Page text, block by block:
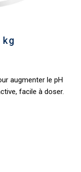
augmenter le pH
facile à doser.